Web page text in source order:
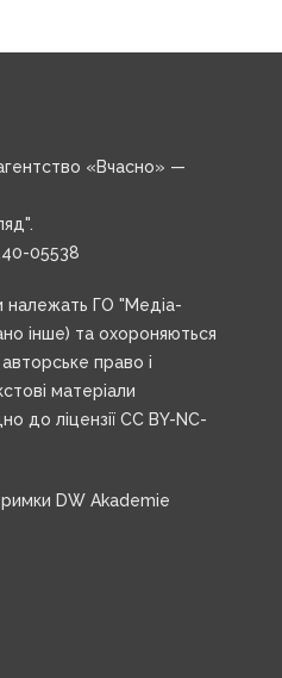
«Вчасно» —
05538
належать ГО "Медіа-
інше) та охороняються
право і
матеріали
до ліцензії CC BY-NC-
DW Akademie